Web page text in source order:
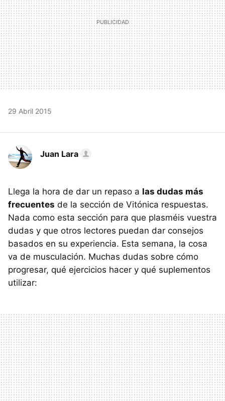
29 Abril 2015
Juan Lara
Llega la hora de dar un repaso a las dudas más
frecuentes de la sección de Vitónica respuestas.
Nada como esta sección para que plasméis vuestra
dudas y que otros lectores puedan dar consejos
basados en su experiencia. Esta semana, la cosa
va de musculación. Muchas dudas sobre cómo
progresar, qué ejercicios hacer y qué suplementos
utilizar: